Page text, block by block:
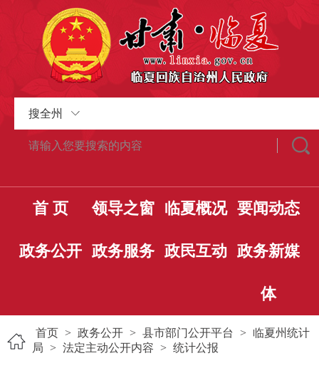
搜全州
首 页 领导之窗 临夏概况 要闻动态
政务公开 政务服务 政民互动 政务新媒
体
首页 > 政务公开 > 县市部门公开平台 > 临夏州统计
局 > 法定主动公开内容 > 统计公报